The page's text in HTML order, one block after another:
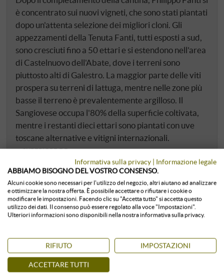
è concentrato sui nuovi vigneti, che sono stati piantati
dopo un'attenta selezione dei migliori cloni. Gli
appezzamenti della Tenuta Fanti, tutti esposti a sud,
sono cresciuti fino a 50 ettari e si estendono nell'area
di Castelnuovo dell'Abate, dove i terreni sono
piuttosto alti di Galestro. La maggior parte delle viti
prospera su terreni di lattuga, mentre nelle zone più
basse il terreno è prevalentemente argilloso. Il
Sangiovese occupa l'80% della superficie coltivata,
mentre i restanti dieci ettari sono piantati con uve
toscane alternative e vitigni internazionali.
SUPERIORE.DE
Informativa sulla privacy | Informazione legale
ABBIAMO BISOGNO DEL VOSTRO CONSENSO.
Alcuni cookie sono necessari per l'utilizzo del negozio, altri aiutano ad analizzare
e ottimizzare la nostra offerta. È possibile accettare o rifiutare i cookie o
modificare le impostazioni. Facendo clic su "Accetta tutto" si accetta questo
utilizzo dei dati. Il consenso può essere regolato alla voce "Impostazioni".
Ulteriori informazioni sono disponibili nella nostra informativa sulla privacy.
RIFIUTO IMPOSTAZIONI
ACCETTARE TUTTI